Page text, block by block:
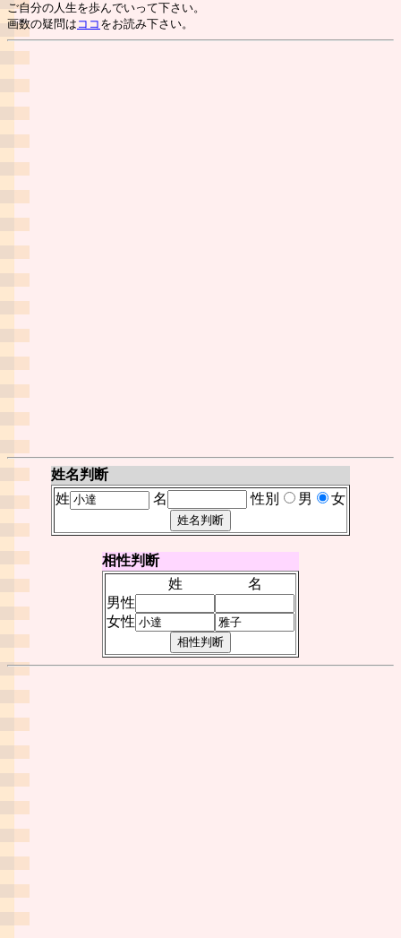
ご自分の人生を歩んでいって下さい。
画数の疑問は ココ をお読み下さい。
姓名判断
姓
名 性別 男 女
相性判断
姓
名
男性
女性